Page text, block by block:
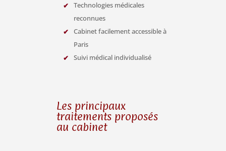
Technologies médicales
reconnues
Cabinet facilement accessible à
Paris
Suivi médical individualisé
Les principaux
traitements proposés
au cabinet